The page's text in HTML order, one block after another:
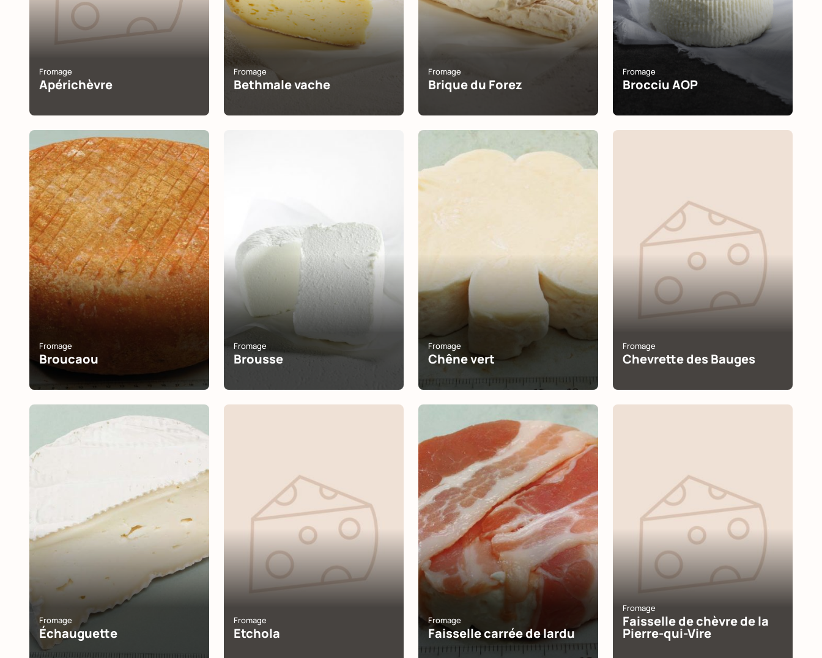
Fromage
Apérichèvre
Fromage
Bethmale vache
Fromage
Brique du Forez
Fromage
Brocciu AOP
Fromage
Broucaou
Fromage
Brousse
Fromage
Chêne vert
Fromage
Chevrette des Bauges
Fromage
Échauguette
Fromage
Etchola
Fromage
Faisselle carrée de lardu
Fromage
Faisselle de chèvre de la
Pierre-qui-Vire